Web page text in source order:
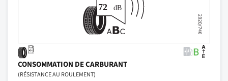
CONSOMMATION DE CARBURANT
(RÉSISTANCE AU ROULEMENT)